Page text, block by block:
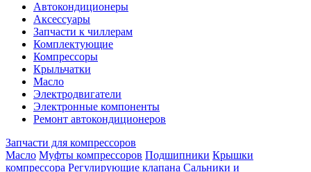
Автокондиционеры
Аксессуары
Запчасти к чиллерам
Комплектующие
Компрессоры
Крыльчатки
Масло
Электродвигатели
Электронные компоненты
Ремонт автокондиционеров
Запчасти для компрессоров
Масло Муфты компрессоров Подшипники Крышки
компрессора Регулирующие клапана Сальники и